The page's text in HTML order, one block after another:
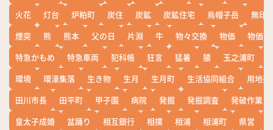
火花
灯台 炉粕町 炭住 炭鉱 炭鉱住宅 烏帽子岳
無印
煙突
熊 熊本 父の日 片淵 牛 物々交換 物価
物価高
特急かもめ
特急車両 犯科帳 狂言 猛暑 猿 玉之浦町
環境
環濠集落 生き物 生月 生月町 生活協同組合
用地売
田川市長
田平町 甲子園 病院 発掘 発掘調査
発破作業
皇太子成婚
盆踊り 相互銀行 相撲 相浦 相浦町 県営